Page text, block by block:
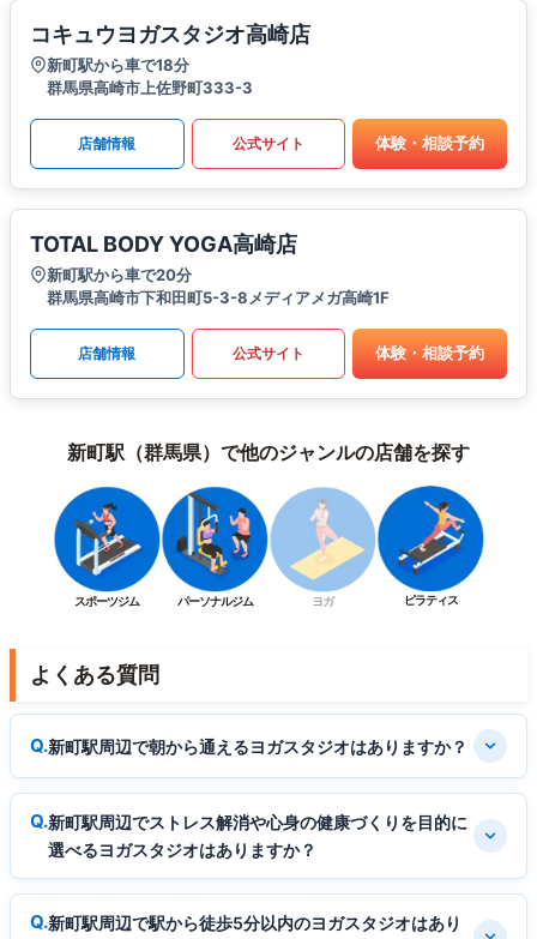
コキュウヨガスタジオ高崎店
新町駅から車で18分
群馬県高崎市上佐野町333-3
店舗情報 公式サイト 体験・相談予約
TOTAL BODY YOGA高崎店
新町駅から車で20分
群馬県高崎市下和田町5-3-8メディアメガ高崎1F
店舗情報 公式サイト 体験・相談予約
新町駅（群馬県）で他のジャンルの店舗を探す
スポーツジム パーソナルジム ヨガ ピラティス
よくある質問
新町駅周辺で朝から通えるヨガスタジオはありますか？
新町駅周辺でストレス解消や心身の健康づくりを目的に
選べるヨガスタジオはありますか？
新町駅周辺で駅から徒歩5分以内のヨガスタジオはあり